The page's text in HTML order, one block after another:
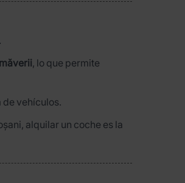
, lo que permite
de vehículos.
alquilar un coche es la